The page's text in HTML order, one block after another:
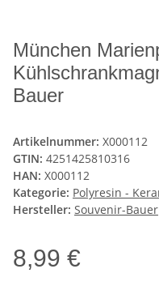
München
Bauer
Artikelnummer: X000112
GTIN: 4251425810316
HAN: X000112
Kategorie: Polyresin -
Hersteller: Souvenir-Bauer
8,99 €